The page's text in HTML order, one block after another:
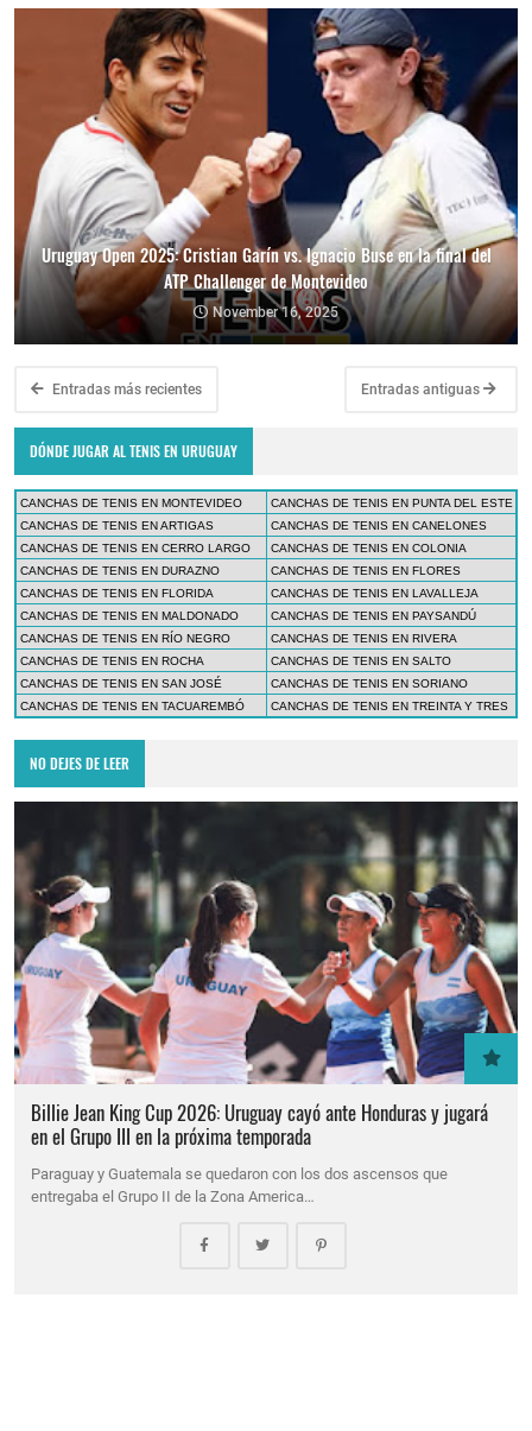
Uruguay Open 2025: Cristian Garín vs. Ignacio Buse en la final del
ATP Challenger de Montevideo
November 16, 2025
Entradas más recientes Entradas antiguas
DÓNDE JUGAR AL TENIS EN URUGUAY
CANCHAS DE TENIS EN MONTEVIDEO
CANCHAS DE TENIS EN PUNTA DEL ESTE
CANCHAS DE TENIS EN ARTIGAS
CANCHAS DE TENIS EN CANELONES
CANCHAS DE TENIS EN CERRO LARGO
CANCHAS DE TENIS EN COLONIA
CANCHAS DE TENIS EN DURAZNO
CANCHAS DE TENIS EN FLORES
CANCHAS DE TENIS EN FLORIDA
CANCHAS DE TENIS EN LAVALLEJA
CANCHAS DE TENIS EN MALDONADO
CANCHAS DE TENIS EN PAYSANDÚ
CANCHAS DE TENIS EN RÍO NEGRO
CANCHAS DE TENIS EN RIVERA
CANCHAS DE TENIS EN ROCHA
CANCHAS DE TENIS EN SALTO
CANCHAS DE TENIS EN SAN JOSÉ
CANCHAS DE TENIS EN SORIANO
CANCHAS DE TENIS EN TACUAREMBÓ
CANCHAS DE TENIS EN TREINTA Y TRES
NO DEJES DE LEER
Billie Jean King Cup 2026: Uruguay cayó ante Honduras y jugará
en el Grupo III en la próxima temporada
Paraguay y Guatemala se quedaron con los dos ascensos que
entregaba el Grupo II de la Zona America…